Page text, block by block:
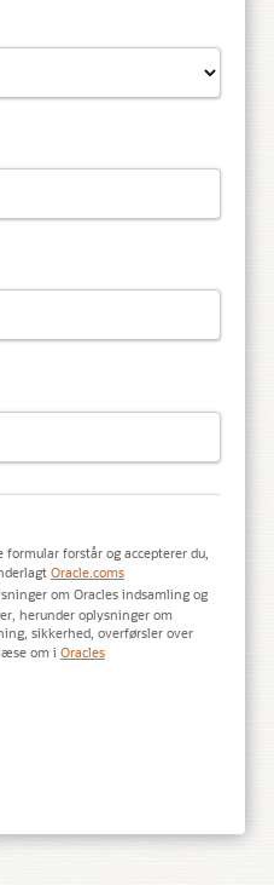
forstår og accepterer du,
Oracle.coms
om Oracles indsamling og
herunder oplysninger om
sikkerhed, overførsler over
om i Oracles